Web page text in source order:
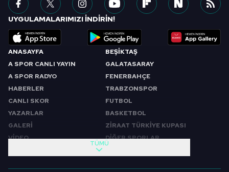
ANASAYFA
A SPOR CANLI YAYIN
A SPOR RADYO
HABERLER
CANLI SKOR
YAZARLAR
GALERİ
VİDEO
BEŞİKTAŞ
GALATASARAY
FENERBAHÇE
TRABZONSPOR
FUTBOL
BASKETBOL
ZİRAAT TÜRKİYE KUPASI
DİĞER SPORLAR
TÜMÜ
UYGULAMALARIMIZI İNDİRİN!